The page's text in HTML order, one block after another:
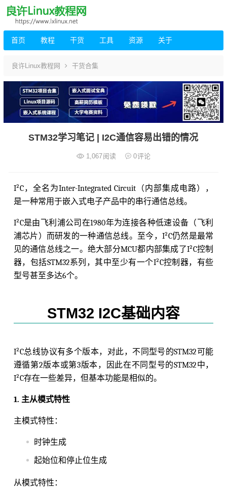
首页 教程 干货 工具 资源 关于
良许Linux教程网 干货合集
STM32学习笔记 | I2C通信容易出错的情况
1,067阅读 0评论
I²C，全名为Inter-Integrated Circuit（内部集成电路），
是一种常用于嵌入式电子产品中的串行通信总线。
I²C是由飞利浦公司在1980年为连接各种低速设备（飞利
浦芯片）而研发的一种通信总线。至今，I²C仍然是最常
见的通信总线之一。绝大部分MCU都内部集成了I²C控制
器，包括STM32系列，其中至少有一个I²C控制器，有些
型号甚至多达6个。
STM32 I2C基础内容
I²C总线协议有多个版本，对此，不同型号的STM32可能
遵循第2版本或第3版本，因此在不同型号的STM32中，
I²C存在一些差异，但基本功能是相似的。
1. 主从模式特性
主模式特性：
时钟生成
起始位和停止位生成
从模式特性：